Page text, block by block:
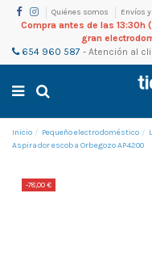
Quiénes somos Envíos
Compra antes de las 13:30h
gran
654 960 587 - Atención al
Inicio Pequeño electrodoméstico
Aspirador escoba Orbegozo AP4200
-78,00 €